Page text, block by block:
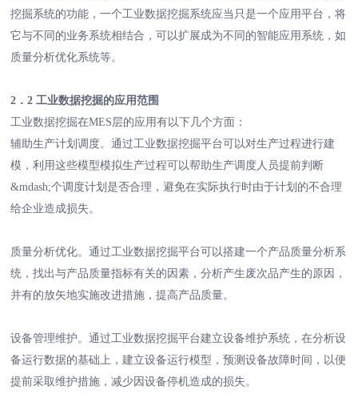
挖掘系统的功能，一个工业数据挖掘系统应当只是一个应用平台，将
它与不同的业务系统相结合，可以扩展成为不同的智能应用系统，如
质量分析优化系统等。
2．2 工业数据挖掘的应用范围
工业数据挖掘在MES层的应用有以下几个方面：
辅助生产计划调度。通过工业数据挖掘平台可以对生产过程进行建
模，利用这些模型模拟生产过程可以帮助生产调度人员提前判断
&mdash;个调度计划是否合理，避免在实际执行时由于计划的不合理
给企业造成损失。
质量分析优化。通过工业数据挖掘平台可以搭建一个产品质量分析系
统，找出与产品质量指标有关的因素，分析产生废次品产生的原因，
并有的放矢地实施改进措施，提高产品质量。
设备管理维护。通过工业数据挖掘平台建立设备维护系统，在分析设
备运行数据的基础上，建立设备运行模型，预测设备故障时间，以便
提前采取维护措施，减少因设备停机造成的损失。